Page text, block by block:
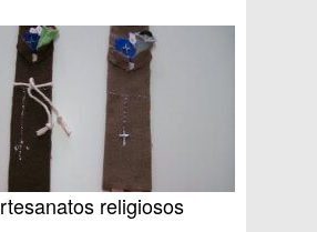
religiosos